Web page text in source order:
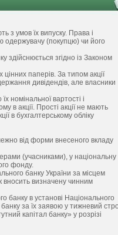
з умов їх випуску. Права і
одержувачу (покупцю) чи його
здійснюється згідно із Законом
цінних паперів. За типом акції
дивідендів, але власники
номінальної вартості і
в акції. Прості акції не мають
в бухгалтерському обліку
від форми внесеного вкладу
(учасниками), у національну
фонду.
банку України за місцем
вносить визначену чинним
банку в установі Національного
за їх заявою у тижневий
капітал банку» у розрізі